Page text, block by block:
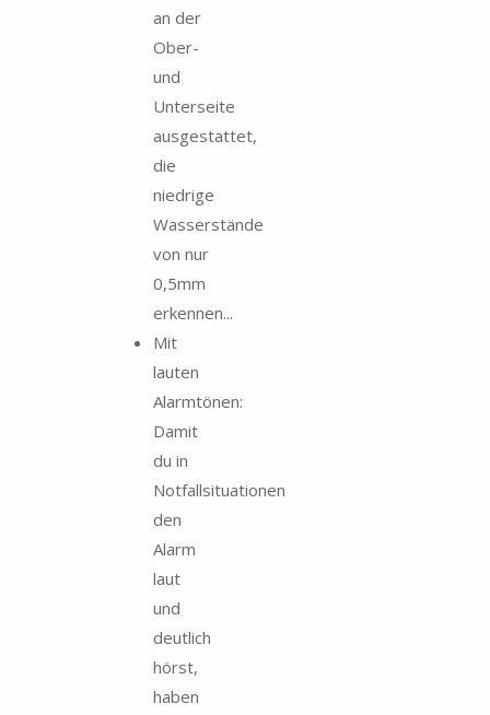
an der
Ober-
und
Unterseite
ausgestattet,
die
niedrige
Wasserstände
von nur
0,5mm
erkennen...
Mit
lauten
Alarmtönen:
Damit
du in
Notfallsituationen
den
Alarm
laut
und
deutlich
hörst,
haben